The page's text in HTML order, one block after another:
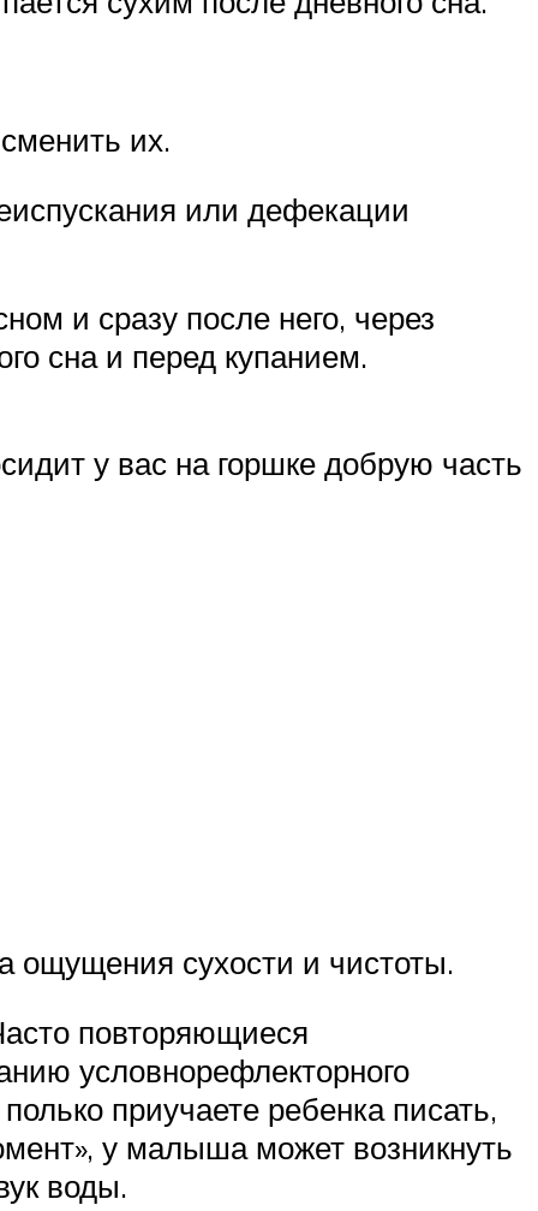
их.
или дефекации
и сразу после него, через
сна и перед купанием.
у вас на горшке добрую часть
ощущения сухости и чистоты.
повторяющиеся
условнорефлекторного
приучаете ребенка писать,
у малыша может возникнуть
воды.